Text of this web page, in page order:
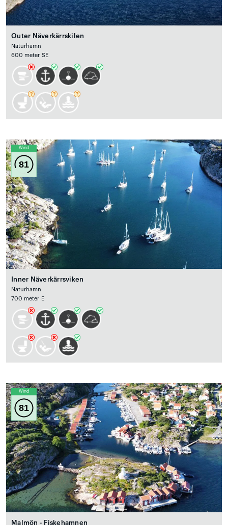
Outer Näverkärrskilen
Naturhamn
600 meter SE
Wind
81
Inner Näverkärrsviken
Naturhamn
700 meter E
Wind
81
Malmön - Fiskehamnen